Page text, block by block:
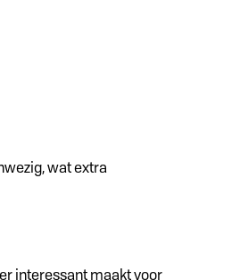
wat extra
interessant maakt voor